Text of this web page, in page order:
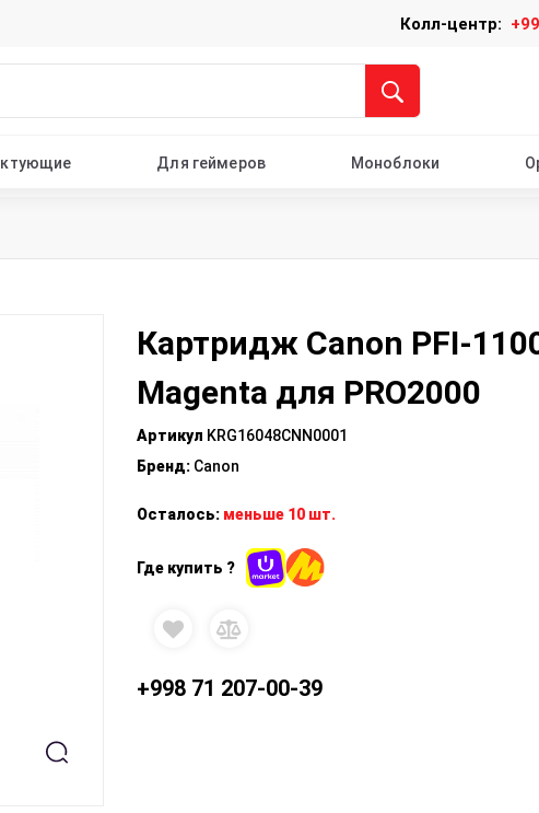
Колл-центр:
Для геймеров Моноблоки
Картридж Canon PFI-
Magenta для PRO2000
Артикул KRG16048CNN0001
Бренд: Canon
Осталось: меньше 10 шт.
Где купить ?
+998 71 207-00-39